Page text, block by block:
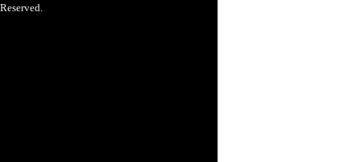
Reserved.